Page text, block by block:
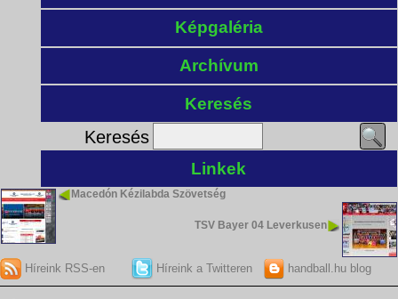
Képgaléria
Archívum
Keresés
Keresés
Linkek
Macedón Kézilabda Szövetség
TSV Bayer 04 Leverkusen
Híreink RSS-en Híreink a Twitteren handball.hu blog